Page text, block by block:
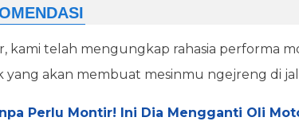
kami telah mengungkap rahasia performa
yang akan membuat mesinmu ngejreng di
Perlu Montir! Ini Dia Mengganti Oli